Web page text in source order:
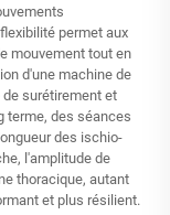
permet aux
mouvement tout en
d'une machine de
surétirement et
terme, des séances
des ischio-
l'amplitude de
thoracique, autant
et plus résilient.